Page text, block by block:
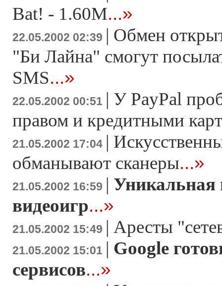
Bat! - 1.60M...»
22.05.2002 02:39 | Обмен
"Би Лайна" смогут
SMS...»
22.05.2002 00:51 | У PayPal
правом и кредитными
21.05.2002 17:04 |
обманывают сканеры...»
21.05.2002 16:59 | Уникальная
видеоигр...»
21.05.2002 15:49 | Аресты
21.05.2002 15:01 | Google
сервисов...»